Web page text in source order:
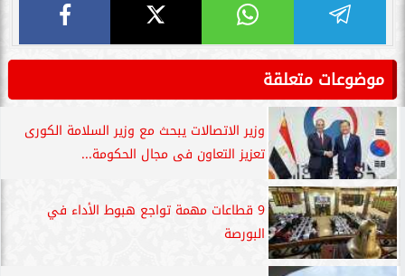
موضوعات متعلقة
وزير الاتصالات يبحث مع وزير السلامة الكورى
تعزيز التعاون فى مجال الحكومة...
9 قطاعات مهمة تواجع هبوط الأداء في
البورصة